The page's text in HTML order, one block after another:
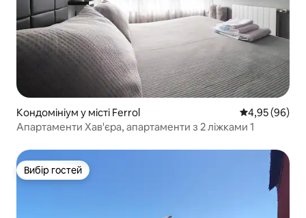
Кондомініум у місті Ferrol Середня
4,95 (96)
Апартаменти Хав'єра, апартаменти з 2 ліжками 1
Вибір гостей
Вибір гостей